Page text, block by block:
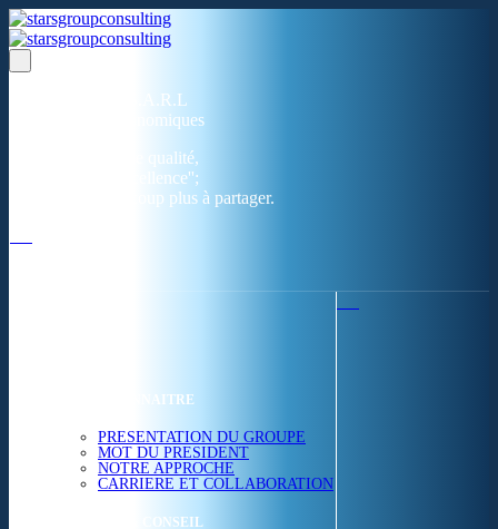
Un réseau de 05 S.A.R.L
dans 03 zones économiques
''Des prestations de qualité,
la garantie de l'excellence'';
Nous avons beaucoup plus à partager.
NOUS CONNAITRE
PRESENTATION DU GROUPE
MOT DU PRESIDENT
NOTRE APPROCHE
CARRIERE ET COLLABORATION
ETUDES & CONSEIL